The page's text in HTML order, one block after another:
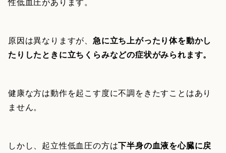
原因は異なりますが、 急に立ち上がったり体を動かし
たりしたときに立ちくらみなどの症状がみられます。
健康な方は動作を起こす度に不調をきたすことはあり
ません。
しかし、起立性低血圧の方は下半身の血液を心臓に戻